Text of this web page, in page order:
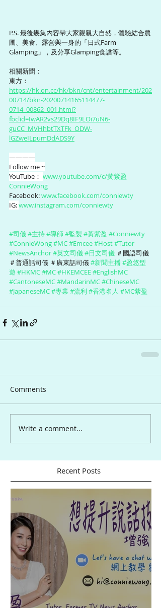
P.S. 最後幾集內容帶大家親親大自然，體驗結合農
圃、美食、露營與一身的「日式Farm
Glamping」，及分享Glamping食譜等。
相關新聞：
東方：
https://hk.on.cc/hk/bkn/cnt/entertainment/202
00714/bkn-20200714165114477-
0714_00862_001.html?
fbclid=IwAR2vs29Dq8IF9LOi7uN6-
guCC_MVHhbtTXTFk_ODW-
lGZweILpumDdADS9Y
————
Follow me ~
YouTube： www.youtube.com/c/黃紫盈
ConnieWong
Facebook: www.facebook.com/conniewty
IG: www.instagram.com/conniewty
#司儀#主持#導師 #監製 #黃紫盈 #Conniewty
#ConnieWong#MC#Emcee#Host#Tutor
#NewsAnchor#英文司儀#日文司儀 ＃國語司儀
＃普通話司儀 ＃廣東話司儀 #新聞主播 #盈悠型
遊 #HKMC#MC#HKEMCEE#EnglishMC
#CantoneseMC#MandarinMC#ChineseMC
#JapaneseMC#專業 #流利 #香港名人 #MC紫盈
Comments
Write a comment...
Recent Posts